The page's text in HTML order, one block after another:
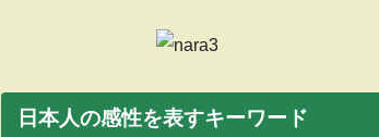
日本人の感性を表すキーワード